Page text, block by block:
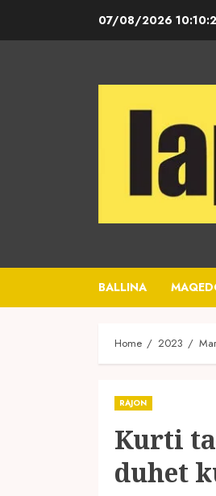
07/08/2026
BALLINA
Home 2023
RAJON
Kurti
duhet